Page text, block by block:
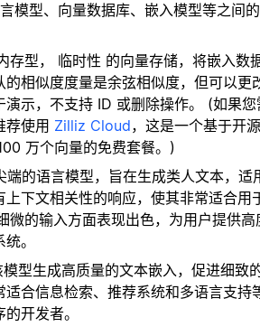
模型、向量数据库、嵌入模型等之间
存型， 临时性 的向量存储，将嵌入数
相似度度量是余弦相似度，但可以
示，不支持 ID 或删除操作。 (如果
荐使用 Zilliz Cloud，这是一个基于开
万个向量的免费套餐。)
的语言模型，旨在生成类人文本，适
下文相关性的响应，使其非常适合用
的输入方面表现出色，为用户提供
。
模型生成高质量的文本嵌入，促进细致
合信息检索、推荐系统和多语言支持
开发者。